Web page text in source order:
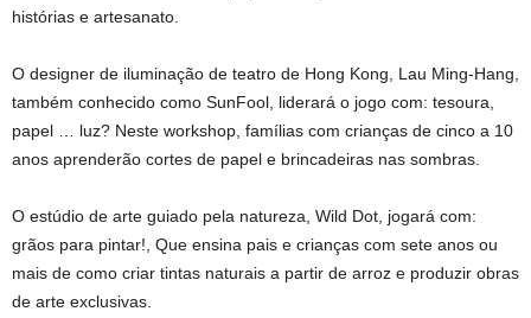
histórias e artesanato.
O designer de iluminação de teatro de Hong Kong, Lau Ming-Hang,
também conhecido como SunFool, liderará o jogo com: tesoura,
papel … luz? Neste workshop, famílias com crianças de cinco a 10
anos aprenderão cortes de papel e brincadeiras nas sombras.
O estúdio de arte guiado pela natureza, Wild Dot, jogará com:
grãos para pintar!, Que ensina pais e crianças com sete anos ou
mais de como criar tintas naturais a partir de arroz e produzir obras
de arte exclusivas.